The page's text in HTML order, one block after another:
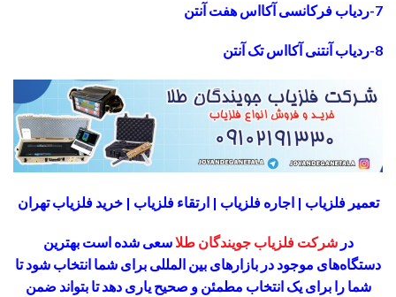
7-ردیاب فرکانسی آکااس هفت آنتن
8-ردیاب آنتنی آکااس تک آنتن
تعمیر فلزیاب | اجاره فلزیاب | ارتقاء فلزیاب | خرید فلزیاب تهران
درشرکت فلزیاب جویندگان طلاسعی شده است بهترین
دستگاه‌های موجود در بازار‌های بین المللی برای شما انتخاب شودتا
شما را برای یک انتخاب مطمئن و صحیح یاری دهد تا بتواند ضمن